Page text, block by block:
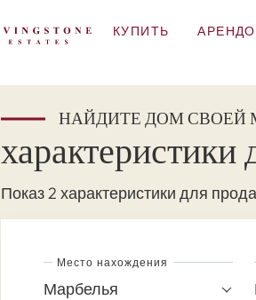
КУПИТЬ
НАЙДИТЕ ДОМ СВОЕЙ
Показ 2 характеристики для
Место нахождения
Марбелья